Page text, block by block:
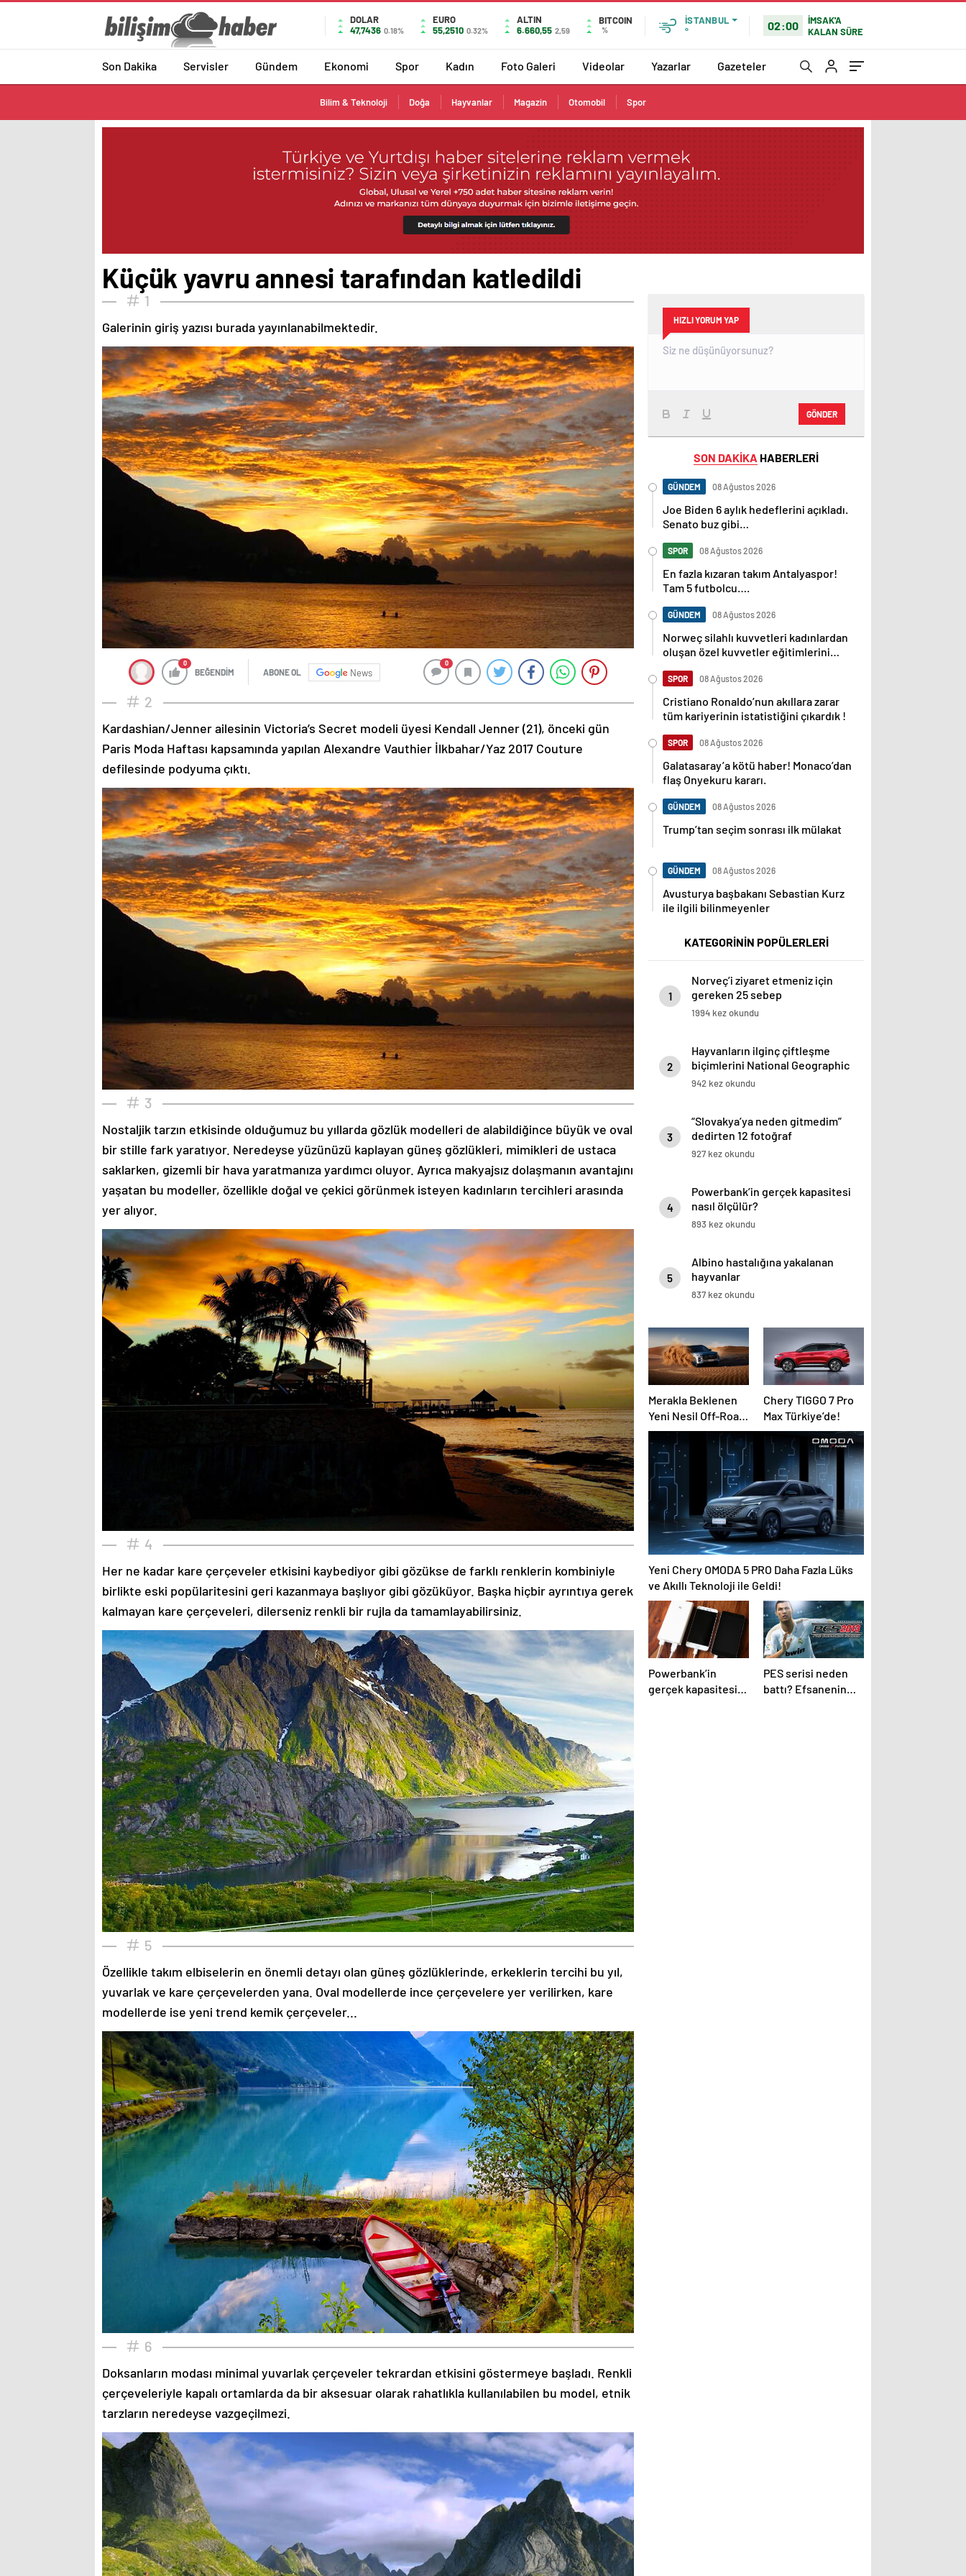
DOLAR
47,7436 0.18%
EURO
55,2510 0.32%
ALTIN
6.660,55 2,59
BITCOIN
%
İSTANBUL
°
02:00
İMSAK'A
KALAN SÜRE
Son Dakika Servisler Gündem Ekonomi Spor Kadın Foto Galeri Videolar Yazarlar Gazeteler
Bilim & Teknoloji Doğa Hayvanlar Magazin Otomobil Spor
Küçük yavru annesi tarafından katledildi
1
Galerinin giriş yazısı burada yayınlanabilmektedir.
0
BEĞENDİM ABONE OL News
0
2
Kardashian/Jenner ailesinin Victoria’s Secret modeli üyesi Kendall Jenner (21), önceki gün
Paris Moda Haftası kapsamında yapılan Alexandre Vauthier İlkbahar/Yaz 2017 Couture
defilesinde podyuma çıktı.
3
Nostaljik tarzın etkisinde olduğumuz bu yıllarda gözlük modelleri de alabildiğince büyük ve oval
bir stille fark yaratıyor. Neredeyse yüzünüzü kaplayan güneş gözlükleri, mimikleri de ustaca
saklarken, gizemli bir hava yaratmanıza yardımcı oluyor. Ayrıca makyajsız dolaşmanın avantajını
yaşatan bu modeller, özellikle doğal ve çekici görünmek isteyen kadınların tercihleri arasında
yer alıyor.
4
Her ne kadar kare çerçeveler etkisini kaybediyor gibi gözükse de farklı renklerin kombiniyle
birlikte eski popülaritesini geri kazanmaya başlıyor gibi gözüküyor. Başka hiçbir ayrıntıya gerek
kalmayan kare çerçeveleri, dilerseniz renkli bir rujla da tamamlayabilirsiniz.
5
Özellikle takım elbiselerin en önemli detayı olan güneş gözlüklerinde, erkeklerin tercihi bu yıl,
yuvarlak ve kare çerçevelerden yana. Oval modellerde ince çerçevelere yer verilirken, kare
modellerde ise yeni trend kemik çerçeveler...
6
Doksanların modası minimal yuvarlak çerçeveler tekrardan etkisini göstermeye başladı. Renkli
çerçeveleriyle kapalı ortamlarda da bir aksesuar olarak rahatlıkla kullanılabilen bu model, etnik
tarzların neredeyse vazgeçilmezi.
HIZLI YORUM YAP
GÖNDER
SON DAKİKA HABERLERİ
GÜNDEM 08 Ağustos 2026
Joe Biden 6 aylık hedeflerini açıkladı.
Senato buz gibi…
SPOR 08 Ağustos 2026
En fazla kızaran takım Antalyaspor!
Tam 5 futbolcu….
GÜNDEM 08 Ağustos 2026
Norweç silahlı kuvvetleri kadınlardan
oluşan özel kuvvetler eğitimlerini
SPOR 08 Ağustos 2026
Cristiano Ronaldo’nun akıllara zarar
tüm kariyerinin istatistiğini çıkardık !
SPOR 08 Ağustos 2026
Galatasaray’a kötü haber! Monaco’dan
flaş Onyekuru kararı.
GÜNDEM 08 Ağustos 2026
Trump’tan seçim sonrası ilk mülakat
GÜNDEM 08 Ağustos 2026
Avusturya başbakanı Sebastian Kurz
ile ilgili bilinmeyenler
KATEGORİNİN POPÜLERLERİ
1
Norveç’i ziyaret etmeniz için
gereken 25 sebep
1994 kez okundu
2
Hayvanların ilginç çiftleşme
biçimlerini National Geographic
görüntüledi.
942 kez okundu
3
“Slovakya’ya neden gitmedim”
dedirten 12 fotoğraf
927 kez okundu
4
Powerbank’in gerçek kapasitesi
nasıl ölçülür?
893 kez okundu
5
Albino hastalığına yakalanan
hayvanlar
837 kez okundu
Merakla Beklenen
Yeni Nesil Off-Road
SUV JAECOO 7
Türkiye’de Satışa
Sunuluyor!
Chery TIGGO 7 Pro
Max Türkiye’de!
Yeni Chery OMODA 5 PRO Daha Fazla Lüks
ve Akıllı Teknoloji ile Geldi!
Powerbank’in
gerçek kapasitesi
PES serisi neden
battı? Efsanenin